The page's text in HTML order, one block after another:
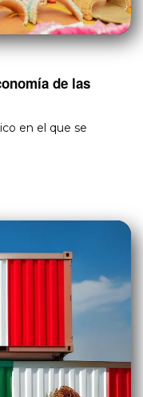
de las
en el que se